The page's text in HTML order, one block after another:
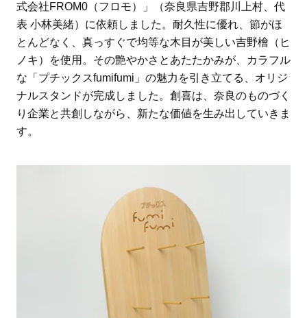
式会社FROM0（フロモ）」（奈良県吉野郡川上村、代
表 小林美緒）に依頼しました。耐久性に優れ、節がほ
とんどなく、真っすぐで均等な木目が美しい吉野檜（ヒ
ノキ）を使用。その艶やかさとあたたかみが、カラフル
な「プチックスfumifumi」の魅力を引き立てる、オリジ
ナルスタンドが完成しました。創喜は、奈良のものづく
り企業と共創しながら、新たな価値を生み出していきま
す。